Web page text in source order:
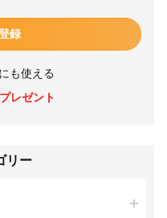
録
も使える
レゼント
リー